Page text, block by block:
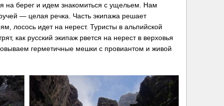
на берег и идем знакомиться с ущельем. Нам
— целая речка. Часть экипажа решает
лосось идет на нерест. Туристы в альпийской
как русский экипаж рвется на нерест в верховья
герметичные мешки с провиантом и живой